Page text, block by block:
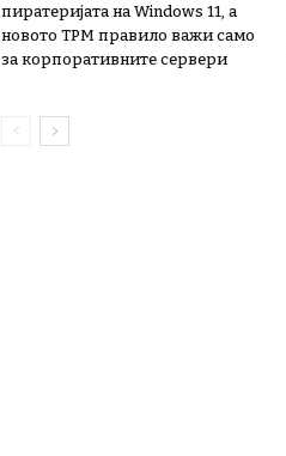
пиратеријата на Windows 11, а
новото TPM правило важи само
за корпоративните сервери